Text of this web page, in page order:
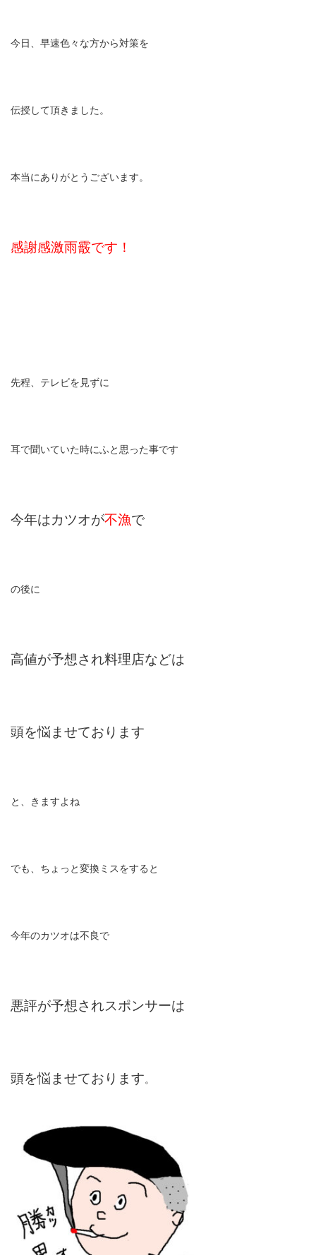
今日、早速色々な方から対策を
伝授して頂きました。
本当にありがとうございます。
感謝感激雨霰です！
先程、テレビを見ずに
耳で聞いていた時にふと思った事です
今年はカツオが不漁で
の後に
高値が予想され料理店などは
頭を悩ませております
と、きますよね
でも、ちょっと変換ミスをすると
今年のカツオは不良で
悪評が予想されスポンサーは
頭を悩ませております。